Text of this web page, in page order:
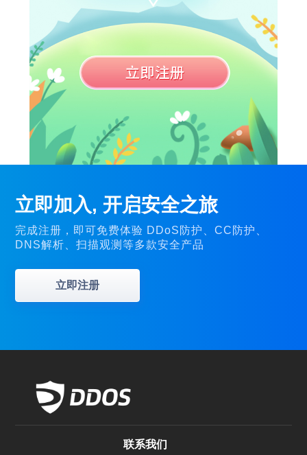
立即加入, 开启安全之旅
完成注册，即可免费体验 DDoS防护、CC防护、
DNS解析、扫描观测等多款安全产品
立即注册
联系我们